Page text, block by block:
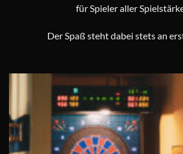
für Spieler aller
Der Spaß steht dabei stets an